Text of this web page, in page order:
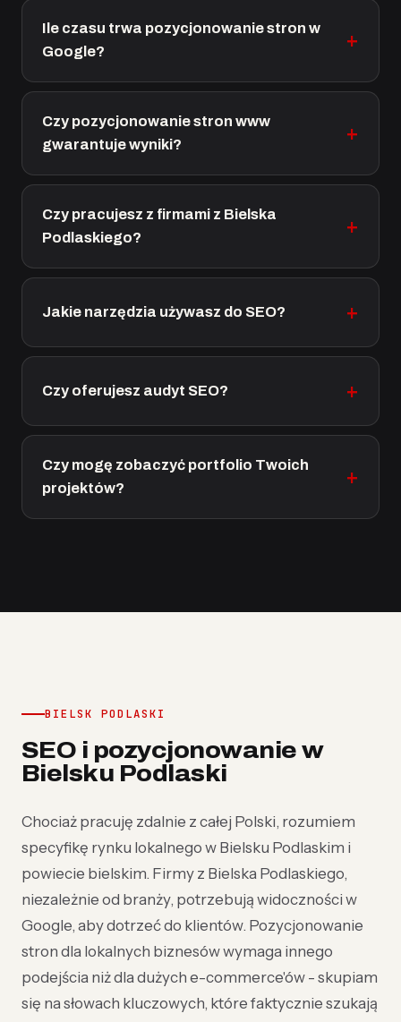
Ile czasu trwa pozycjonowanie stron w
Google?
Czy pozycjonowanie stron www
gwarantuje wyniki?
Czy pracujesz z firmami z Bielska
Podlaskiego?
Jakie narzędzia używasz do SEO?
Czy oferujesz audyt SEO?
Czy mogę zobaczyć portfolio Twoich
projektów?
BIELSK PODLASKI
SEO i pozycjonowanie w
Bielsku Podlaski
Chociaż pracuję zdalnie z całej Polski, rozumiem
specyfikę rynku lokalnego w Bielsku Podlaskim i
powiecie bielskim. Firmy z Bielska Podlaskiego,
niezależnie od branży, potrzebują widoczności w
Google, aby dotrzeć do klientów. Pozycjonowanie
stron dla lokalnych biznesów wymaga innego
podejścia niż dla dużych e-commerce'ów - skupiam
się na słowach kluczowych, które faktycznie szukają